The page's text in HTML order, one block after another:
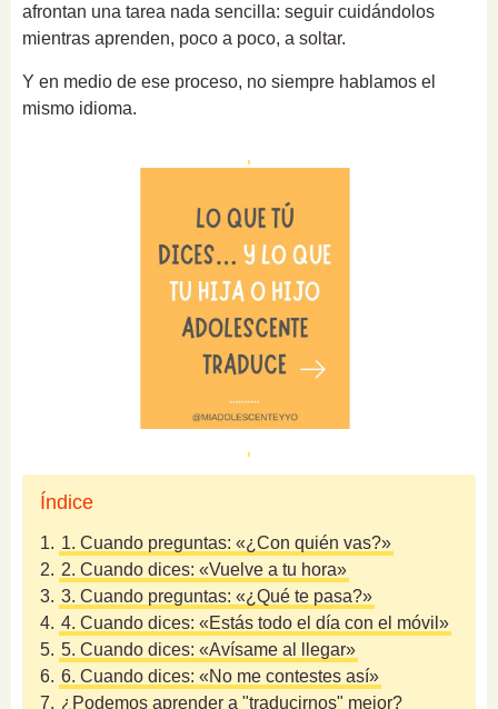
afrontan una tarea nada sencilla: seguir cuidándolos
mientras aprenden, poco a poco, a soltar.
Y en medio de ese proceso, no siempre hablamos el
mismo idioma.
Índice
1. 1. Cuando preguntas: «¿Con quién vas?»
2. 2. Cuando dices: «Vuelve a tu hora»
3. 3. Cuando preguntas: «¿Qué te pasa?»
4. 4. Cuando dices: «Estás todo el día con el móvil»
5. 5. Cuando dices: «Avísame al llegar»
6. 6. Cuando dices: «No me contestes así»
7. ¿Podemos aprender a "traducirnos" mejor?